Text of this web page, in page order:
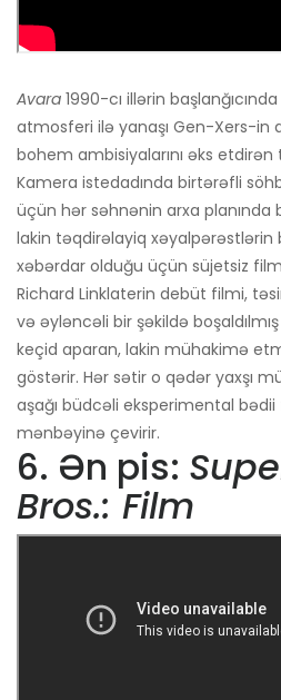
Avara 1990-cı illərin
atmosferi ilə yanaşı Gen-Xers-in
bohem ambisiyalarını əks
Kamera istedadında birtərəfli
üçün hər səhnənin arxa planında
lakin təqdirəlayiq xəyalpərəstlərin
xəbərdar olduğu üçün süjetsiz
Richard Linklaterin debüt filmi,
və əyləncəli bir şəkildə
keçid aparan, lakin mühakimə
göstərir. Hər sətir o qədər yaxşı
aşağı büdcəli eksperimental
mənbəyinə çevirir.
6. Ən pis:
Bros.: Film